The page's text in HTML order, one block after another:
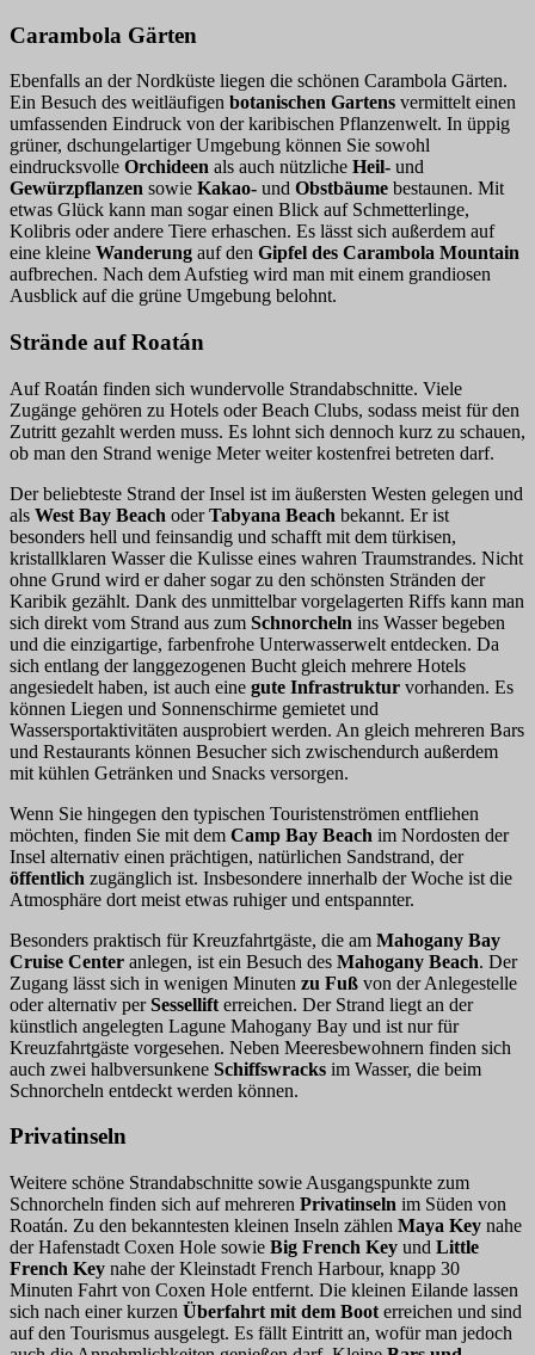
Carambola Gärten
Ebenfalls an der Nordküste liegen die schönen Carambola Gärten.
Ein Besuch des weitläufigen botanischen Gartens vermittelt einen
umfassenden Eindruck von der karibischen Pflanzenwelt. In üppig
grüner, dschungelartiger Umgebung können Sie sowohl
eindrucksvolle Orchideen als auch nützliche Heil- und
Gewürzpflanzen sowie Kakao- und Obstbäume bestaunen. Mit
etwas Glück kann man sogar einen Blick auf Schmetterlinge,
Kolibris oder andere Tiere erhaschen. Es lässt sich außerdem auf
eine kleine Wanderung auf den Gipfel des Carambola Mountain
aufbrechen. Nach dem Aufstieg wird man mit einem grandiosen
Ausblick auf die grüne Umgebung belohnt.
Strände auf Roatán
Auf Roatán finden sich wundervolle Strandabschnitte. Viele
Zugänge gehören zu Hotels oder Beach Clubs, sodass meist für den
Zutritt gezahlt werden muss. Es lohnt sich dennoch kurz zu schauen,
ob man den Strand wenige Meter weiter kostenfrei betreten darf.
Der beliebteste Strand der Insel ist im äußersten Westen gelegen und
als West Bay Beach oderTabyana Beach bekannt. Er ist
besonders hell und feinsandig und schafft mit dem türkisen,
kristallklaren Wasser die Kulisse eines wahren Traumstrandes. Nicht
ohne Grund wird er daher sogar zu den schönsten Stränden der
Karibik gezählt. Dank des unmittelbar vorgelagerten Riffs kann man
sich direkt vom Strand aus zum Schnorcheln ins Wasser begeben
und die einzigartige, farbenfrohe Unterwasserwelt entdecken. Da
sich entlang der langgezogenen Bucht gleich mehrere Hotels
angesiedelt haben, ist auch eine gute Infrastruktur vorhanden. Es
können Liegen und Sonnenschirme gemietet und
Wassersportaktivitäten ausprobiert werden. An gleich mehreren Bars
und Restaurants können Besucher sich zwischendurch außerdem
mit kühlen Getränken und Snacks versorgen.
Wenn Sie hingegen den typischen Touristenströmen entfliehen
möchten, finden Sie mit dem Camp Bay Beach im Nordosten der
Insel alternativ einen prächtigen, natürlichen Sandstrand, der
öffentlich zugänglich ist. Insbesondere innerhalb der Woche ist die
Atmosphäre dort meist etwas ruhiger und entspannter.
Besonders praktisch für Kreuzfahrtgäste, die am Mahogany Bay
Cruise Center anlegen, ist ein Besuch des Mahogany Beach. Der
Zugang lässt sich in wenigen Minuten zu Fuß von der Anlegestelle
oder alternativ perSessellift erreichen. Der Strand liegt an der
künstlich angelegten Lagune Mahogany Bay und ist nur für
Kreuzfahrtgäste vorgesehen. Neben Meeresbewohnern finden sich
auch zwei halbversunkene Schiffswracks im Wasser, die beim
Schnorcheln entdeckt werden können.
Privatinseln
Weitere schöne Strandabschnitte sowie Ausgangspunkte zum
Schnorcheln finden sich auf mehreren Privatinseln im Süden von
Roatán. Zu den bekanntesten kleinen Inseln zählen Maya Key nahe
der Hafenstadt Coxen Hole sowie Big French Key und Little
French Key nahe der Kleinstadt French Harbour, knapp 30
Minuten Fahrt von Coxen Hole entfernt. Die kleinen Eilande lassen
sich nach einer kurzen Überfahrt mit dem Boot erreichen und sind
auf den Tourismus ausgelegt. Es fällt Eintritt an, wofür man jedoch